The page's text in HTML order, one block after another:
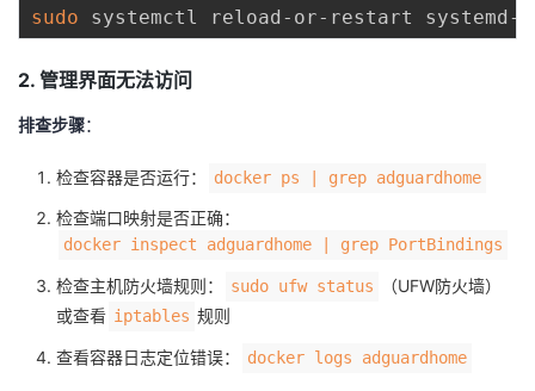
sudo
2. 管理界面无法访问
排查步骤：
检查容器是否运行： docker ps | grep adguardhome
检查端口映射是否正确：
docker inspect adguardhome | grep PortBindings
检查主机防火墙规则： sudo ufw status
（UFW防火墙）
或查看 iptables 规则
查看容器日志定位错误： docker logs adguardhome